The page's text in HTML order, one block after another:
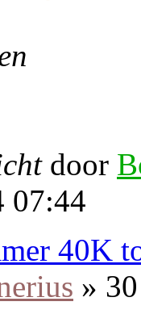
door
07:44
40K
»